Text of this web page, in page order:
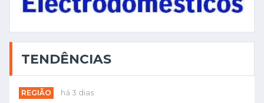
TENDÊNCIAS
REGIÃO há 3 dias